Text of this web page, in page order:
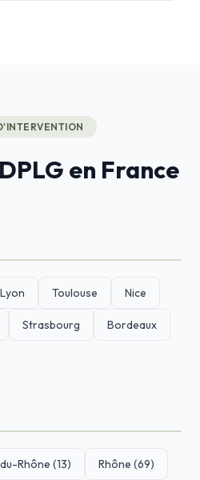
en France
Lyon Toulouse Nice
Strasbourg Bordeaux
Rhône (13) Rhône (69)